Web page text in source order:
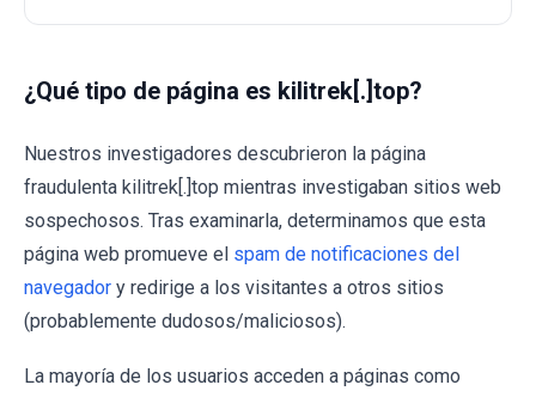
¿Qué tipo de página es kilitrek[.]top?
Nuestros investigadores descubrieron la página
fraudulenta kilitrek[.]top mientras investigaban sitios web
sospechosos. Tras examinarla, determinamos que esta
página web promueve el spam de notificaciones del
navegador y redirige a los visitantes a otros sitios
(probablemente dudosos/maliciosos).
La mayoría de los usuarios acceden a páginas como